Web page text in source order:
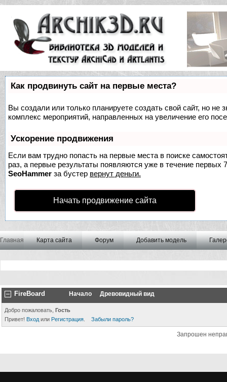
Как продвинуть сайт на первые места?
Вы создали или только планируете создать свой сайт, но не
комплекс мероприятий, направленных на увеличение его
Ускорение продвижения
Если вам трудно попасть на первые места в поиске
раз, а первые результаты появляются уже в течение первых
SeoHammer за бустер вернут деньги.
Начать продвижение сайта
Главная Карта сайта Форум Добавить модель
FireBoard Начало Древовидный вид
Добро пожаловать, Гость
Привет! Вход или Регистрация Забыли пароль?
Запрошен